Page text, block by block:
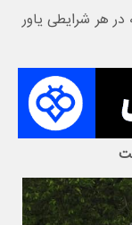
در هر شرایطی یاور